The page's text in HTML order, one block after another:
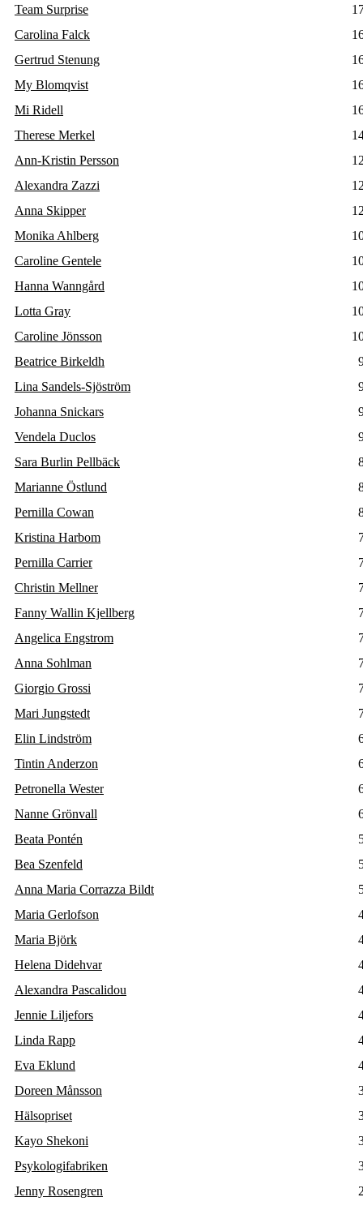
Team Surprise
Carolina Falck
Gertrud Stenung
My Blomqvist
Mi Ridell
Therese Merkel
Ann-Kristin Persson
Alexandra Zazzi
Anna Skipper
Monika Ahlberg
Caroline Gentele
Hanna Wanngård
Lotta Gray
Caroline Jönsson
Beatrice Birkeldh
Lina Sandels-Sjöström
Johanna Snickars
Vendela Duclos
Sara Burlin Pellbäck
Marianne Östlund
Pernilla Cowan
Kristina Harbom
Pernilla Carrier
Christin Mellner
Fanny Wallin Kjellberg
Angelica Engstrom
Anna Sohlman
Giorgio Grossi
Mari Jungstedt
Elin Lindström
Tintin Anderzon
Petronella Wester
Nanne Grönvall
Beata Pontén
Bea Szenfeld
Anna Maria Corrazza Bildt
Maria Gerlofson
Maria Björk
Helena Didehvar
Alexandra Pascalidou
Jennie Liljefors
Linda Rapp
Eva Eklund
Doreen Månsson
Hälsopriset
Kayo Shekoni
Psykologifabriken
Jenny Rosengren